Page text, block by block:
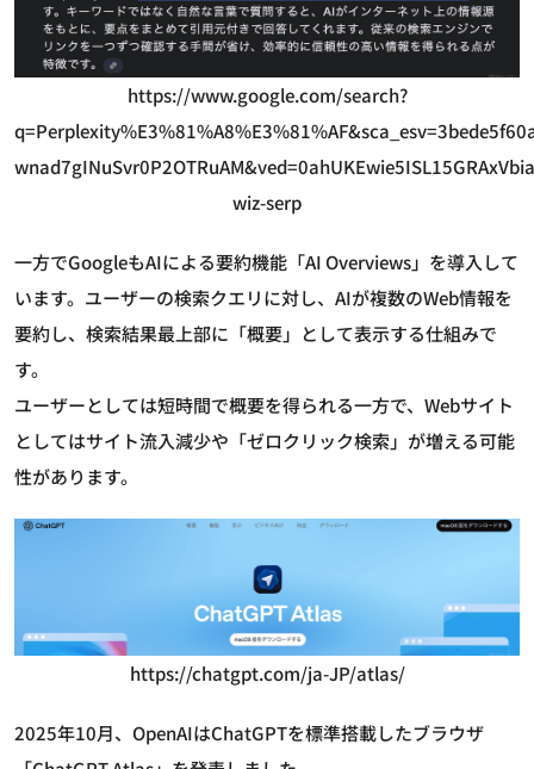
https://www.google.com/search?
wiz-serp
一方でGoogleもAIによる要約機能「AI Overviews」を導入して
います。ユーザーの検索クエリに対し、AIが複数のWeb情報を
要約し、検索結果最上部に「概要」として表示する仕組みで
す。
ユーザーとしては短時間で概要を得られる一方で、Webサイト
としてはサイト流入減少や「ゼロクリック検索」が増える可能
性があります。
https://chatgpt.com/ja-JP/atlas/
2025年10月、OpenAIはChatGPTを標準搭載したブラウザ